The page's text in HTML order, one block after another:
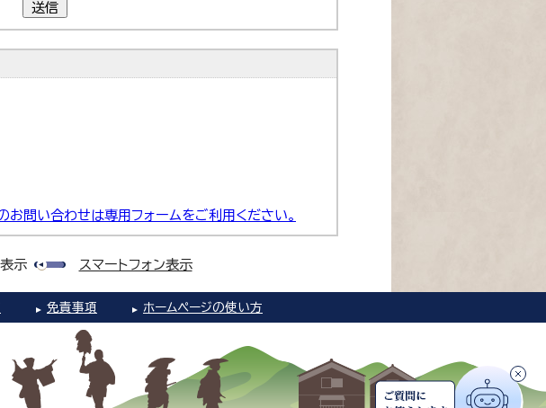
送信
問い合わせは専用フォームをご利用ください。
示 スマートフォン表示
免責事項 ホームページの使い方